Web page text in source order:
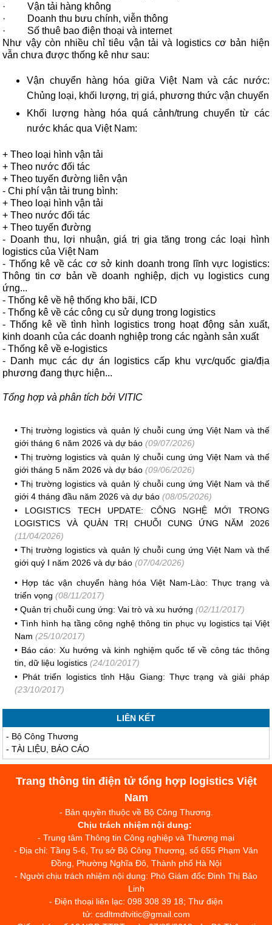
·Vận tải hàng không
· Doanh thu bưu chính, viễn thông
· Số thuê bao điện thoại và internet
Như vậy còn nhiều chỉ tiêu vận tải và logistics cơ bản hiện
vẫn chưa được thống kê như sau:
Vận chuyển hàng hóa giữa Việt Nam và các nước:
Chủng loại, khối lượng, trị giá, phương thức vận chuyển
Khối lượng hàng hóa quá cảnh/trung chuyển từ các
nước khác qua Việt Nam:
+ Theo loại hình vận tải
+ Theo nước đối tác
+ Theo tuyến đường liên vận
- Chi phí vận tải trung bình:
+ Theo loại hình vận tải
+ Theo nước đối tác
+ Theo tuyến đường
- Doanh thu, lợi nhuận, giá trị gia tăng trong các loại hình
logistics của Việt Nam
- Thống kê về các cơ sở kinh doanh trong lĩnh vực logistics:
Thông tin cơ bản về doanh nghiệp, dịch vụ logistics cung
ứng...
- Thống kê về hệ thống kho bãi, ICD
- Thống kê về các công cụ sử dụng trong logistics
- Thống kê về tình hình logistics trong hoạt động sản xuất,
kinh doanh của các doanh nghiệp trong các ngành sản xuất
- Thống kê về e-logistics
- Danh mục các dự án logistics cấp khu vực/quốc gia/địa
phương đang thực hiện...
Tổng hợp và phân tích bởi VITIC
•Thị trường logistics và quản lý chuỗi cung ứng Việt Nam và thế
giới tháng 6 năm 2026 và dự báo (09/07/2026)
•Thị trường logistics và quản lý chuỗi cung ứng Việt Nam và thế
giới tháng 5 năm 2026 và dự báo (09/06/2026)
•Thị trường logistics và quản lý chuỗi cung ứng Việt Nam và thế
giới 4 tháng đầu năm 2026 và dự báo (08/05/2026)
• LOGISTICS TECH UPDATE: CÔNG NGHỆ MỚI TRONG
LOGISTICS VÀ QUẢN TRỊ CHUỖI CUNG ỨNG NĂM 2026
(11/04/2026)
•Thị trường logistics và quản lý chuỗi cung ứng Việt Nam và thế
giới quý I năm 2026 và dự báo (07/04/2026)
• Hợp tác vận chuyển hàng hóa Việt Nam-Lào: Thực trạng và
triển vọng (08/11/2017)
•Quản trị chuỗi cung ứng: Vai trò và xu hướng (02/11/2017)
•Tình hình hạ tầng công nghệ thông tin phục vụ logistics tại Việt
Nam (25/10/2017)
• Báo cáo: Xu hướng và kinh nghiệm quốc tế về công tác thông
tin, dữ liệu logistics (24/10/2017)
• Phát triển logistics tỉnh Hậu Giang: Thực trạng và giải pháp
(23/10/2017)
LIÊN KẾT
- Bộ Công Thương
-TÀI LIỆU, BÁO CÁO
Trang thông tin điện tử tổng hợp logistics Việt
Nam
- Bản quyền thuộc về Bộ Công Thương.
Chịu trách nhiệm nội dung:
- Trung tâm Thông tin Công nghiệp và Thương mại
- Địa chỉ: Tầng 5-6, Trụ sở Bộ Công Thương, số 655 Phạm Văn
Đồng, Phường Nghĩa Đô, Thành phố Hà Nội
- Người chịu trách nhiệm nội dung: Phó Giám đốc Đinh Thị Bảo
Linh
- Điện thoại liên lạc: 098 308 39 18; Thư điện
tử: csdltmdtvitic@gmail.com